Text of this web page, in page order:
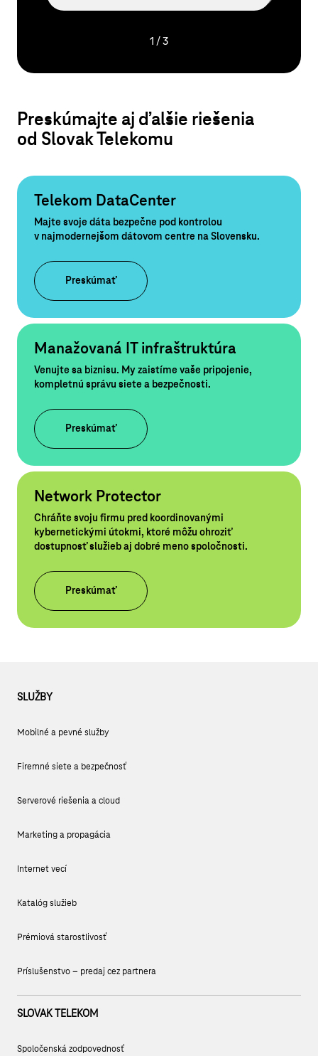
1 / 3
Preskúmajte aj ďalšie riešenia
od Slovak Telekomu
Telekom DataCenter
Majte svoje dáta bezpečne pod kontrolou
v najmodernejšom dátovom centre na Slovensku.
Preskúmať
Manažovaná IT infraštruktúra
Venujte sa biznisu. My zaistíme vaše pripojenie,
kompletnú správu siete a bezpečnosti.
Preskúmať
Network Protector
Chráňte svoju firmu pred koordinovanými
kybernetickými útokmi, ktoré môžu ohroziť
dostupnosť služieb aj dobré meno spoločnosti.
Preskúmať
SLUŽBY
Mobilné a pevné služby
Firemné siete a bezpečnosť
Serverové riešenia a cloud
Marketing a propagácia
Internet vecí
Katalóg služieb
Prémiová starostlivosť
Príslušenstvo – predaj cez partnera
SLOVAK TELEKOM
Spoločenská zodpovednosť